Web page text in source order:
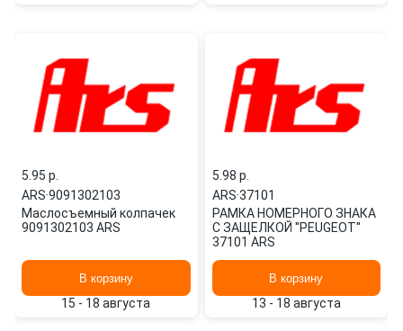
5.95 p.
ARS·9091302103
Маслосъемный колпачек
9091302103 ARS
В корзину
15 - 18 августа
5.98 p.
ARS·37101
РАМКА НОМЕРНОГО ЗНАКА
С ЗАЩЕЛКОЙ ''PEUGEOT''
37101 ARS
В корзину
13 - 18 августа